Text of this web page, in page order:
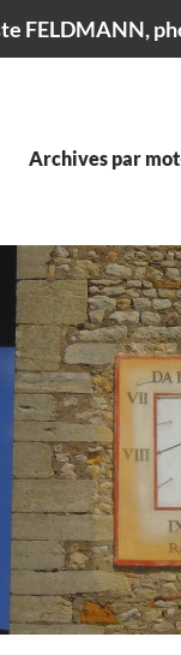
FELDMANN,
Archives par